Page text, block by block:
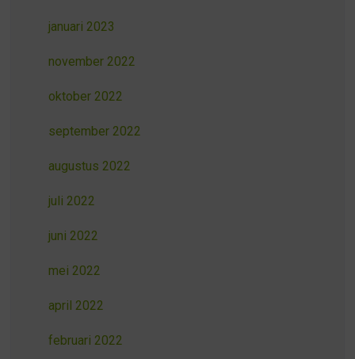
januari 2023
november 2022
oktober 2022
september 2022
augustus 2022
juli 2022
juni 2022
mei 2022
april 2022
februari 2022